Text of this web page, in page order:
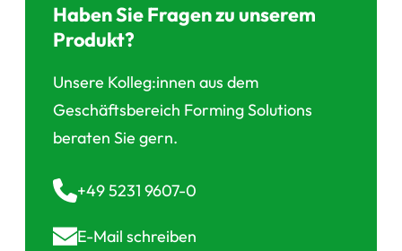
Haben Sie Fragen zu unserem
Produkt?
Unsere Kolleg:innen aus dem
Geschäftsbereich Forming Solutions
beraten Sie gern.
+49 5231 9607-0
E-Mail schreiben